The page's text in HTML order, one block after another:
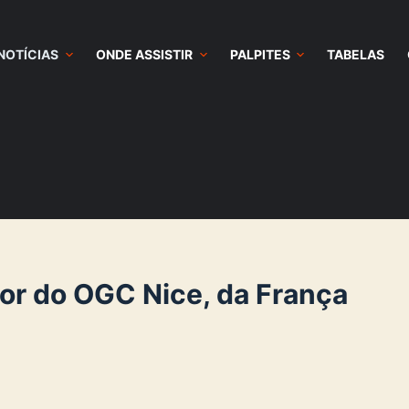
ONDE ASSISTIR PALPITES TABELAS
do OGC Nice, da França